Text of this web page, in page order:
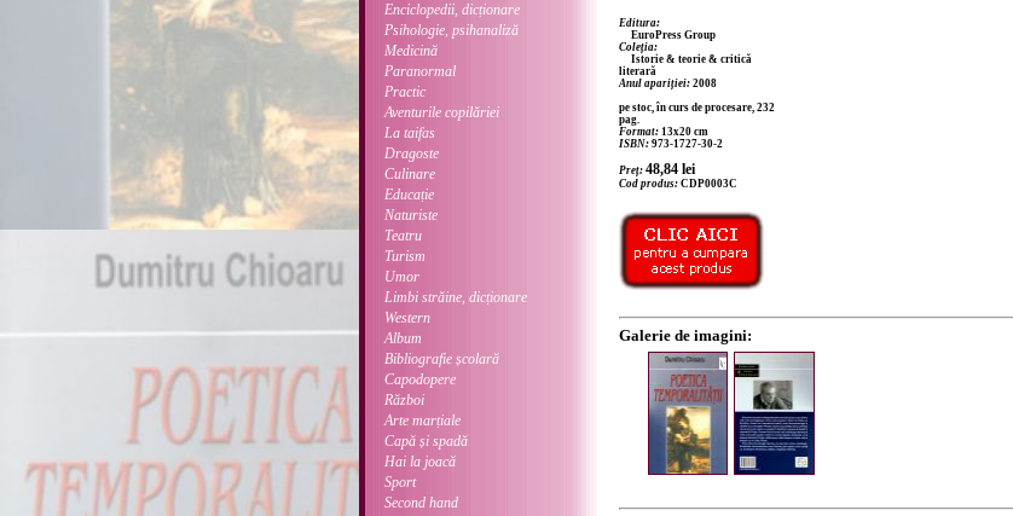
Enciclopedii, dicționare
Psihologie, psihanaliză
Medicină
Paranormal
Practic
Aventurile copilăriei
La taifas
Dragoste
Culinare
Educație
Naturiste
Teatru
Turism
Umor
Limbi străine, dicționare
Western
Album
Bibliografie școlară
Capodopere
Război
Arte marțiale
Capă și spadă
Hai la joacă
Sport
Second hand
Editura:
EuroPress Group
Coleția:
Istorie & teorie & critică
literară
Anul apariției: 2008
pe stoc, în curs de procesare, 232
pag.
Format: 13x20 cm
ISBN: 973-1727-30-2
Preț: 48,84 lei
Cod produs: CDP0003C
Galerie de imagini: